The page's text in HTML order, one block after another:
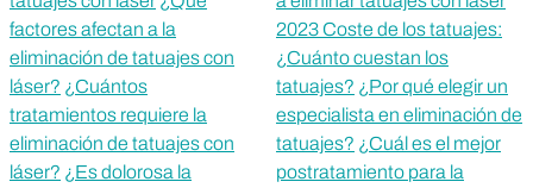
factores afectan a la
eliminación de tatuajes con
láser? ¿Cuántos
tratamientos requiere la
eliminación de tatuajes con
láser? ¿Es dolorosa la
2023 Coste de los tatuajes:
¿Cuánto cuestan los
tatuajes? ¿Por qué elegir un
especialista en eliminación de
tatuajes? ¿Cuál es el mejor
postratamiento para la